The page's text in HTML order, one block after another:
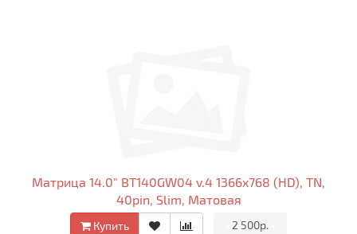
Матрица 14.0" BT140GW04 v.4 1366x768 (HD), TN,
40pin, Slim, Матовая
Купить 2 500р.